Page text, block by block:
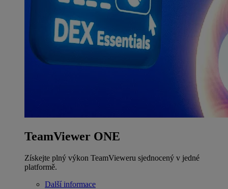
TeamViewer ONE
Získejte plný výkon TeamVieweru sjednocený v jedné
platformě.
Další informace